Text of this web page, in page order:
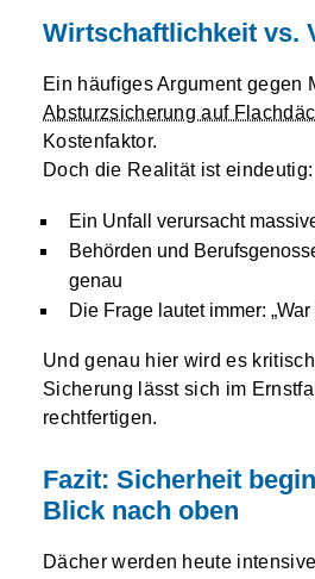
Wirtschaftlichkeit vs.
Ein häufiges Argument gegen
Absturzsicherung auf
Kostenfaktor.
Doch die Realität ist eindeutig:
Ein Unfall verursacht
Behörden und
genau
Die Frage lautet immer:
Und genau hier wird es
Sicherung lässt sich im
rechtfertigen.
Fazit: Sicherheit
Blick nach oben
Dächer werden heute